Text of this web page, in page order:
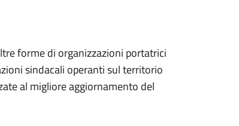
forme di organizzazioni portatrici
sindacali operanti sul territorio
al migliore aggiornamento del